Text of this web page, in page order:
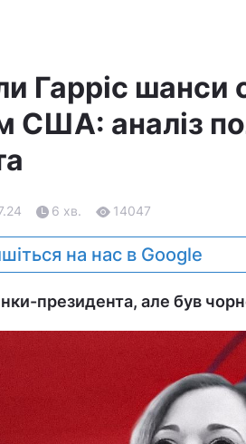
Гарріс шанси
США: аналіз
6 хв. 14047
на нас в Google
президента, але був